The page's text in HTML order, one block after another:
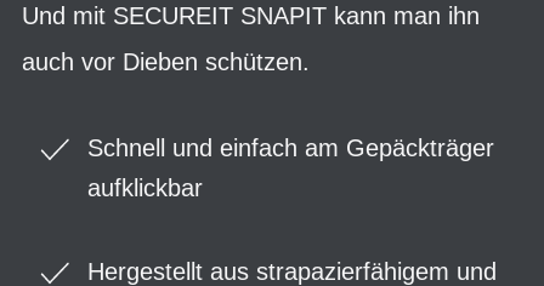
Und mit SECUREIT SNAPIT kann man ihn
auch vor Dieben schützen.
Schnell und einfach am Gepäckträger
aufklickbar
Hergestellt aus strapazierfähigem und